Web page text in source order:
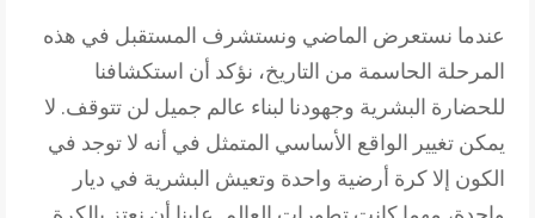
عندما نستعرض الماضي ونستشرف المستقبل في هذه
المرحلة الحاسمة من التاريخ، نؤكد أن استكشافنا
للحضارة البشرية وجهودنا لبناء عالم جميل لن تتوقف. لا
يمكن تغيير الواقع الأساسي المتمثل في أنه لا توجد في
الكون إلا كرة أرضية واحدة وتعيش البشرية في ديار